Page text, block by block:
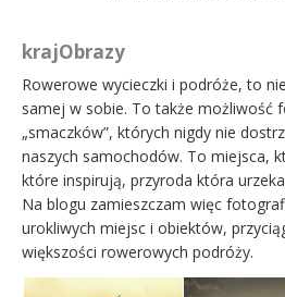
krajObrazy
Rowerowe wycieczki i podróże, to
samej w sobie. To także możliwość
„smaczków”, których nigdy nie
naszych samochodów. To miejsca,
które inspirują, przyroda która
Na blogu zamieszczam więc
urokliwych miejsc i obiektów,
większości rowerowych podróży.